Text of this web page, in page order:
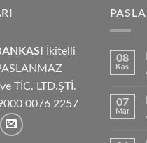
İkitelli
TİC. LTD.ŞTİ.
0076 2257
08
Kas
07
Mar